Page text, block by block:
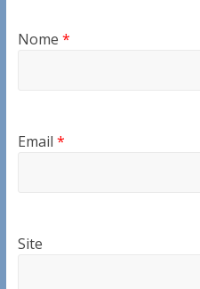
Nome *
Email *
Site